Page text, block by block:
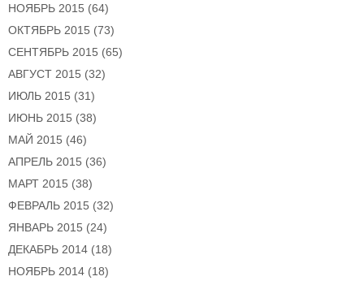
НОЯБРЬ 2015 (64)
ОКТЯБРЬ 2015 (73)
СЕНТЯБРЬ 2015 (65)
АВГУСТ 2015 (32)
ИЮЛЬ 2015 (31)
ИЮНЬ 2015 (38)
МАЙ 2015 (46)
АПРЕЛЬ 2015 (36)
МАРТ 2015 (38)
ФЕВРАЛЬ 2015 (32)
ЯНВАРЬ 2015 (24)
ДЕКАБРЬ 2014 (18)
НОЯБРЬ 2014 (18)